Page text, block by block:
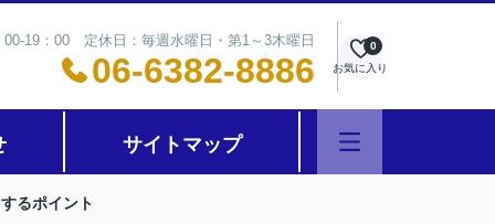
00-19：00 定休日：毎週水曜日・第1～3木曜日
06-6382-8886 お気に入り
0
サイトマップ
るポイント